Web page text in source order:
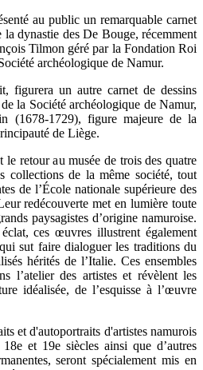
au public un remarquable carnet
la dynastie des De Bouge, récemment
Tilmon géré par la Fondation Roi
archéologique de Namur.
figurera un autre carnet de dessins
la Société archéologique de Namur,
(1678-1729), figure majeure de la
de Liège.
le retour au musée de trois des quatre
collections de la même société, tout
de l’École nationale supérieure des
redécouverte met en lumière toute
paysagistes d’origine namuroise.
ces œuvres illustrent également
sut faire dialoguer les traditions du
hérités de l’Italie. Ces ensembles
l’atelier des artistes et révèlent les
idéalisée, de l’esquisse à l’œuvre
et d'autoportraits d'artistes namurois
et 19e siècles ainsi que d’autres
seront spécialement mis en